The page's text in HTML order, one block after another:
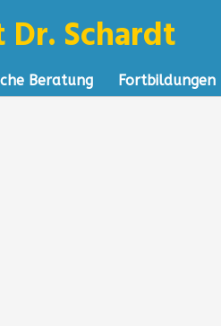
Schardt
Beratung Fortbildungen